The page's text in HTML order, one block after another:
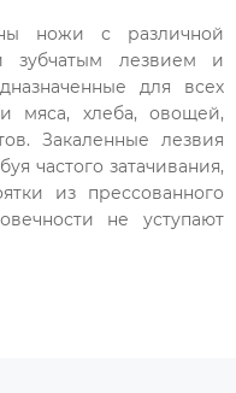
ножи с различной
лезвием и
для всех
мяса, хлеба, овощей,
Закаленные лезвия
частого затачивания,
из прессованного
не уступают